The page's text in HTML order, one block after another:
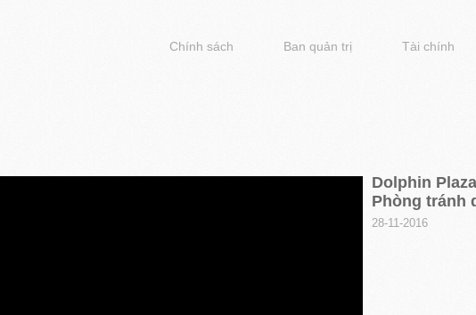
Chính sách Ban quản trị Tài chính
Dolphin
Phòng tránh
28-11-2016